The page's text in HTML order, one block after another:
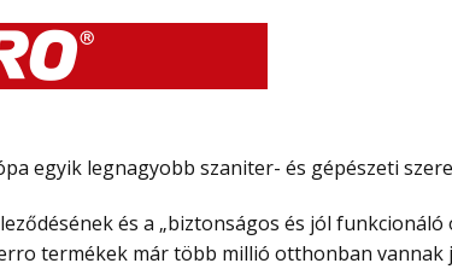
egyik legnagyobb szaniter- és gépészeti
és a „biztonságos és jól
termékek már több millió otthonban